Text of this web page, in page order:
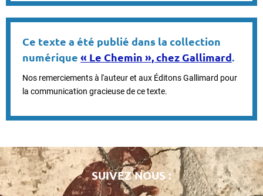
Ce texte a été publié dans la collection
numérique « Le Chemin », chez Gallimard.
Nos remerciements à l'auteur et aux Éditons Gallimard pour
la communication gracieuse de ce texte.
SUIVEZ NOUS :